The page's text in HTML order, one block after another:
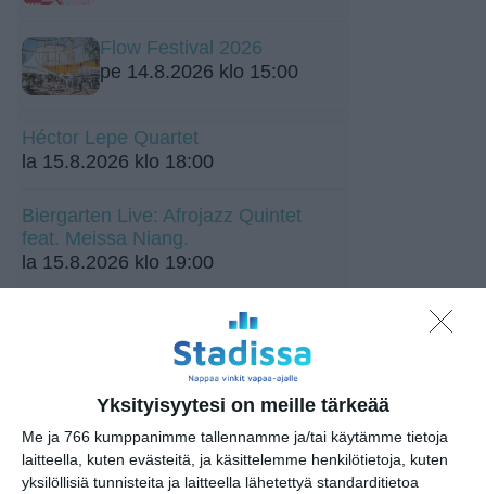
Yksityisyytesi on meille tärkeää
Me ja 766 kumppanimme tallennamme ja/tai käytämme tietoja
laitteella, kuten evästeitä, ja käsittelemme henkilötietoja, kuten
yksilöllisiä tunnisteita ja laitteella lähetettyä standarditietoa
Flow Festival 2026
pe 14.8.2026 klo 15:00
Héctor Lepe Quartet
la 15.8.2026 klo 18:00
Biergarten Live: Afrojazz Quintet
feat. Meissa Niang.
la 15.8.2026 klo 19:00
Jamma Jamma Jamit
ti 18.8.2026 klo 18:00